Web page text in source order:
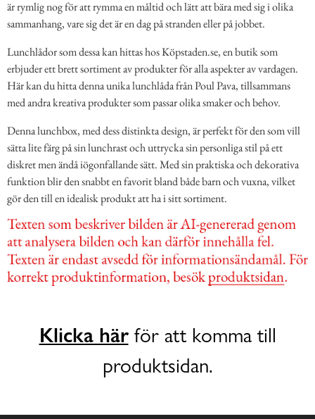
är rymlig nog för att rymma en måltid och lätt att bära med sig i olika
sammanhang, vare sig det är en dag på stranden eller på jobbet.
Lunchlådor som dessa kan hittas hos Köpstaden.se, en butik som
erbjuder ett brett sortiment av produkter för alla aspekter av vardagen.
Här kan du hitta denna unika lunchlåda från Poul Pava, tillsammans
med andra kreativa produkter som passar olika smaker och behov.
Denna lunchbox, med dess distinkta design, är perfekt för den som vill
sätta lite färg på sin lunchrast och uttrycka sin personliga stil på ett
diskret men ändå iögonfallande sätt. Med sin praktiska och dekorativa
funktion blir den snabbt en favorit bland både barn och vuxna, vilket
gör den till en idealisk produkt att ha i sitt sortiment.
Klicka härför att komma till
produktsidan.